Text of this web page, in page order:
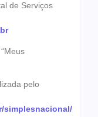
de Serviços
pelo
simplesnacional/